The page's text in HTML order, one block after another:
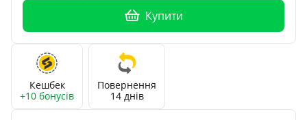
Купити
Кешбек
+10 бонусів
Повернення
14 днів